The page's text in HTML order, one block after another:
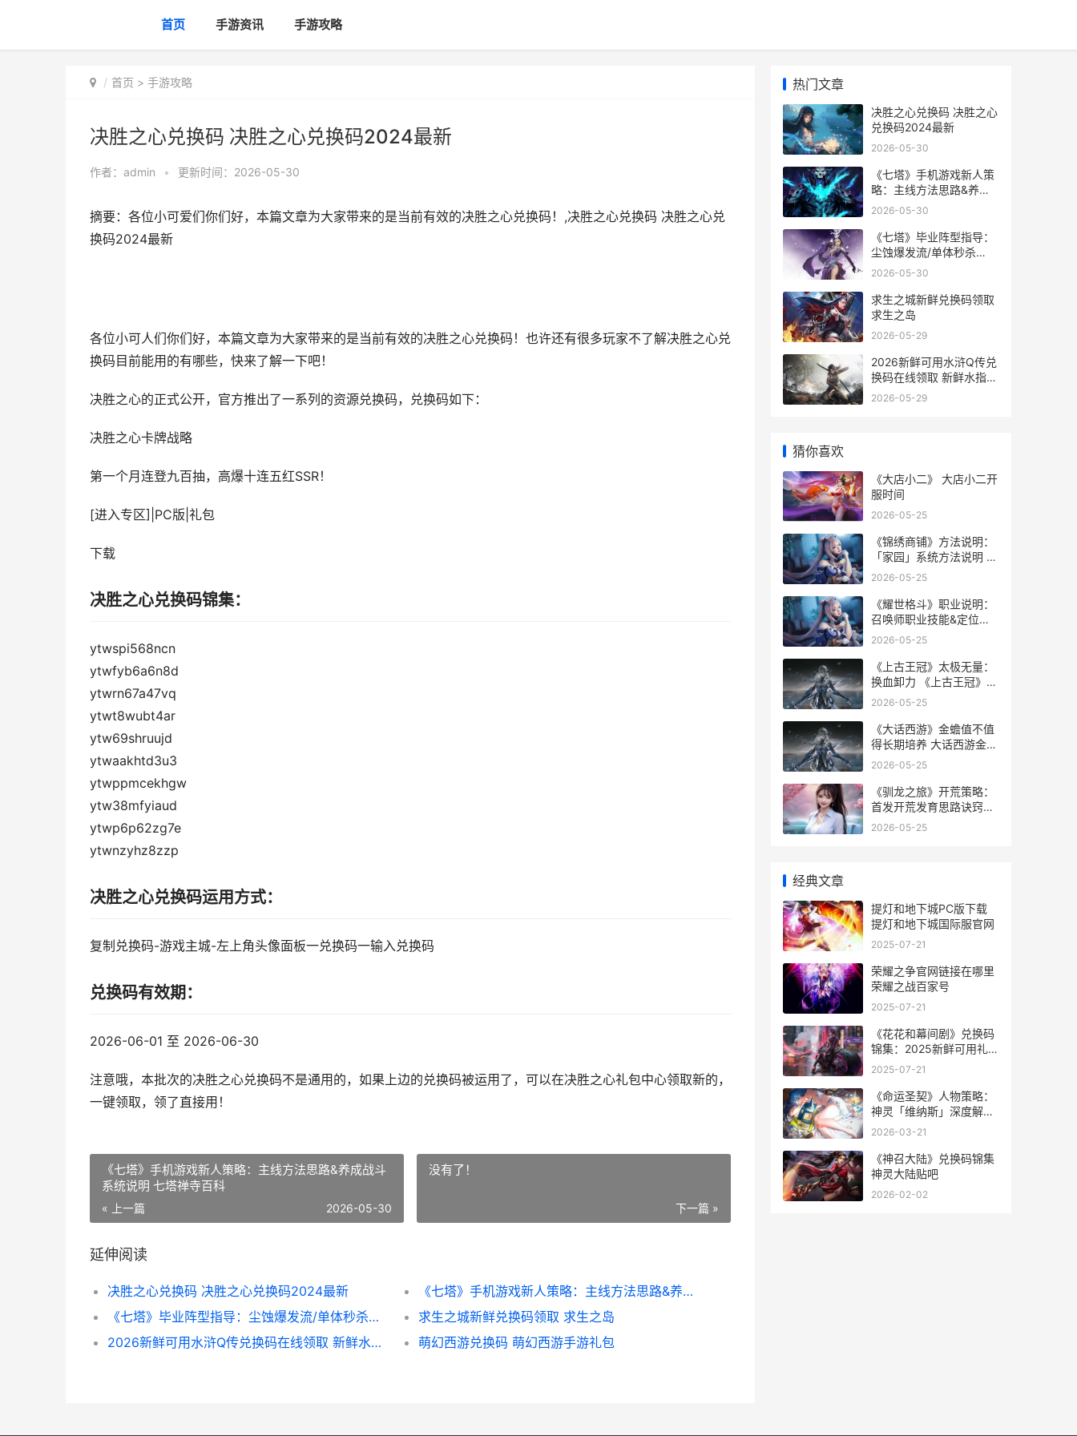
首页 手游资讯 手游攻略
首页 > 手游攻略
决胜之心兑换码 决胜之心兑换码2024最新
作者： admin • 更新时间：2026-05-30
摘要：各位小可爱们你们好，本篇文章为大家带来的是当前有效的决胜之心兑换码！,决胜之心兑换码 决胜之心兑
换码2024最新
各位小可人们你们好，本篇文章为大家带来的是当前有效的决胜之心兑换码！也许还有很多玩家不了解决胜之心兑
换码目前能用的有哪些，快来了解一下吧！
决胜之心的正式公开，官方推出了一系列的资源兑换码，兑换码如下：
决胜之心卡牌战略
第一个月连登九百抽，高爆十连五红SSR！
[进入专区] PC版 礼包
下载
决胜之心兑换码锦集：
ytwspi568ncn
ytwfyb6a6n8d
ytwrn67a47vq
ytwt8wubt4ar
ytw69shruujd
ytwaakhtd3u3
ytwppmcekhgw
ytw38mfyiaud
ytwp6p62zg7e
ytwnzyhz8zzp
决胜之心兑换码运用方式：
复制兑换码-游戏主城-左上角头像面板一兑换码一输入兑换码
兑换码有效期：
2026-06-01 至 2026-06-30
注意哦，本批次的决胜之心兑换码不是通用的，如果上边的兑换码被运用了，可以在决胜之心礼包中心领取新的，
一键领取，领了直接用！
《七塔》手机游戏新人策略：主线方法思路&养成战斗
系统说明 七塔禅寺百科
« 上一篇 2026-05-30
没有了！
下一篇 »
延伸阅读
决胜之心兑换码 决胜之心兑换码2024最新
《七塔》手机游戏新人策略：主线方法思路&养成战斗系统说明 七塔禅寺百科
《七塔》毕业阵型指导：尘蚀爆发流/单体秒杀流/AOE轰炸流详细解答 新版塔7攻略
求生之城新鲜兑换码领取 求生之岛
2026新鲜可用水浒Q传兑换码在线领取 新鲜水指的是生活用水还是生产用水
萌幻西游兑换码 萌幻西游手游礼包
热门文章
决胜之心兑换码 决胜之心
兑换码2024最新
2026-05-30
《七塔》手机游戏新人策
略：主线方法思路&养成
战斗系统说明 七塔禅寺百
2026-05-30
《七塔》毕业阵型指导：
尘蚀爆发流/单体秒杀
流/AOE轰炸流详细解答
2026-05-30
求生之城新鲜兑换码领取
求生之岛
2026-05-29
2026新鲜可用水浒Q传兑
换码在线领取 新鲜水指的
是生活用水还是生产用水
2026-05-29
猜你喜欢
《大店小二》 大店小二开
服时间
2026-05-25
《锦绣商铺》方法说明：
「家园」系统方法说明 锦
绣商业中心售楼处
2026-05-25
《耀世格斗》职业说明：
召唤师职业技能&定位详
细解答 耀世登场
2026-05-25
《上古王冠》太极无量：
换血卸力 《上古王冠》太
后是谁
2026-05-25
《大话西游》金蟾值不值
得长期培养 大话西游金婚
什么意思
2026-05-25
《驯龙之旅》开荒策略：
首发开荒发育思路诀窍同
享 驯龙之路完整版各种龙
2026-05-25
经典文章
提灯和地下城PC版下载
提灯和地下城国际服官网
2025-07-21
荣耀之争官网链接在哪里
荣耀之战百家号
2025-07-21
《花花和幕间剧》兑换码
锦集：2025新鲜可用礼包
兑换码合集 花花和gem
2025-07-21
《命运圣契》人物策略：
神灵「维纳斯」深度解析
命运圣战
2026-03-21
《神召大陆》兑换码锦集
神灵大陆贴吧
2026-02-02